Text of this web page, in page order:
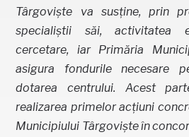
Târgoviște va susține, prin
specialiștii săi, activitatea
cercetare, iar Primăria
asigura fondurile necesare
dotarea centrului. Acest
realizarea primelor acțiuni
Municipiului Târgoviște în